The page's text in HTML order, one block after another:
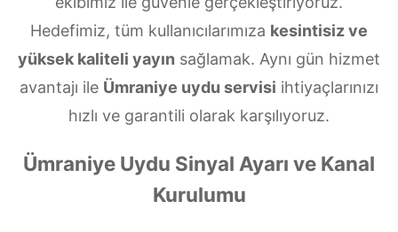
Hedefimiz, tüm kullanıcılarımıza kesintisiz ve
yüksek kaliteli yayın sağlamak. Aynı gün hizmet
avantajı ile Ümraniye uydu servisi ihtiyaçlarınızı
hızlı ve garantili olarak karşılıyoruz.
Ümraniye Uydu Sinyal Ayarı ve Kanal
Kurulumu